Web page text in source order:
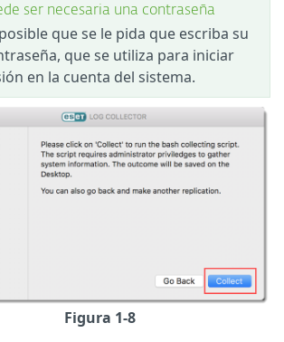
ser necesaria una contraseña
que se le pida que escriba su
que se utiliza para iniciar
en la cuenta del sistema.
Figura 1-8